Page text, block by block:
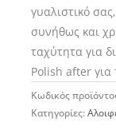
γυαλιστικό
συνήθως και
ταχύτητα για
Polish after για
Κωδικός
Κατηγορίες: